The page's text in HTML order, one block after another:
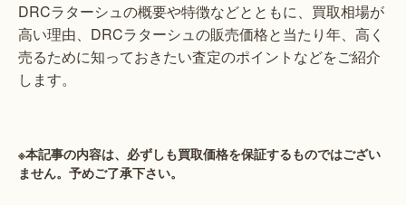
DRCラターシュの概要や特徴などとともに、買取相場が
高い理由、DRCラターシュの販売価格と当たり年、高く
売るために知っておきたい査定のポイントなどをご紹介
します。
※本記事の内容は、必ずしも買取価格を保証するものではござい
ません。予めご了承下さい。